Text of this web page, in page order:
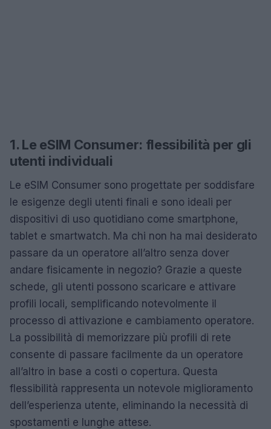
1. Le eSIM Consumer: flessibilità per gli
utenti individuali
Le eSIM Consumer sono progettate per soddisfare
le esigenze degli utenti finali e sono ideali per
dispositivi di uso quotidiano come smartphone,
tablet e smartwatch. Ma chi non ha mai desiderato
passare da un operatore all’altro senza dover
andare fisicamente in negozio? Grazie a queste
schede, gli utenti possono scaricare e attivare
profili locali, semplificando notevolmente il
processo di attivazione e cambiamento operatore.
La possibilità di memorizzare più profili di rete
consente di passare facilmente da un operatore
all’altro in base a costi o copertura. Questa
flessibilità rappresenta un notevole miglioramento
dell’esperienza utente, eliminando la necessità di
spostamenti e lunghe attese.